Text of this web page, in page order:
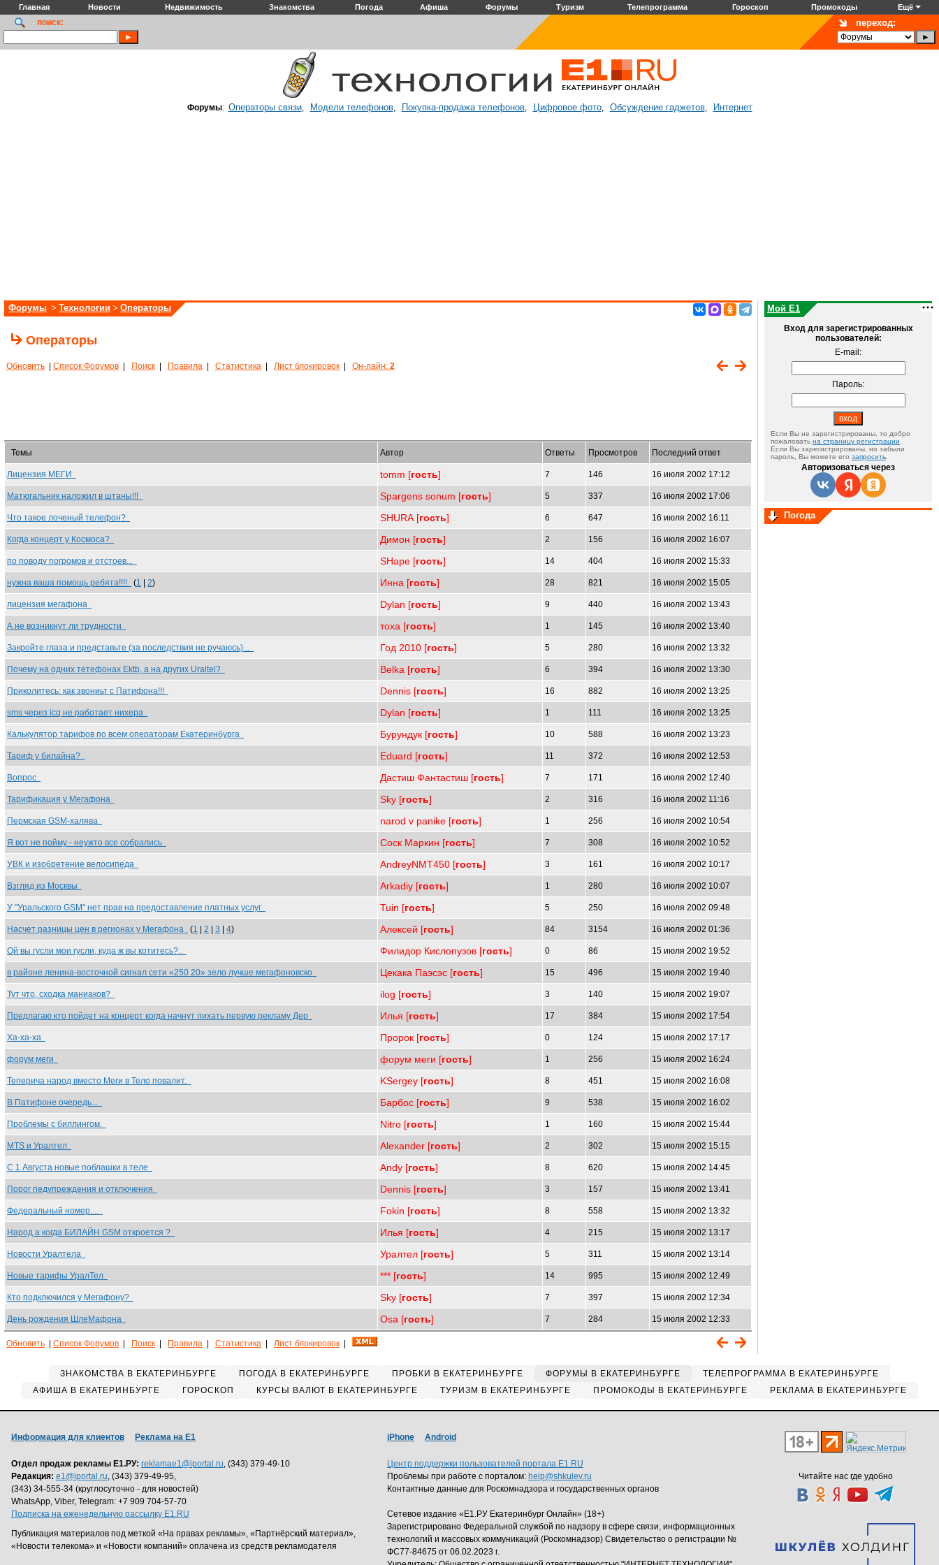
Главная Новости Недвижимость Знакомства Погода Афиша Форумы Туризм Телепрограмма Гороскоп Промокоды Ещё
поиск: переход:
Форумы: Операторы связи, Модели телефонов, Покупка-продажа телефонов, Цифровое фото, Обсуждение гаджетов, Интернет
Форумы > Технологии > Операторы
Операторы
Обновить Список Форумов Поиск Правила Статистика Лист блокировок Он-лайн: 2
Темы Автор Ответы Просмотров Последний ответ
Лицензия МЕГИ tomm [гость] 7 146 16 июля 2002 17:12
Матюгальник наложил в штаны!!! Spargens sonum [гость] 5 337 16 июля 2002 17:06
Что такое лоченый телефон? SHURA [гость] 6 647 16 июля 2002 16:11
Когда концерт у Космоса? Димон [гость] 2 156 16 июля 2002 16:07
по поводу погромов и отстоев... SHape [гость] 14 404 16 июля 2002 15:33
нужна ваша помощь ребята!!!! (1 2) Инна [гость] 28 821 16 июля 2002 15:05
лицензия мегафона Dylan [гость] 9 440 16 июля 2002 13:43
А не возникнут ли трудности тоха [гость] 1 145 16 июля 2002 13:40
Закройте глаза и представьте (за последствия не ручаюсь)... Год 2010 [гость] 5 280 16 июля 2002 13:32
Почему на одних тетефонах Ektb, а на других Uraltel? Belka [гость] 6 394 16 июля 2002 13:30
Приколитесь: как звониьт с Патифона!!! Dennis [гость] 16 882 16 июля 2002 13:25
sms через icq не работает нихера Dylan [гость] 1 111 16 июля 2002 13:25
Калькулятор тарифов по всем операторам Екатеринбурга Бурундук [гость] 10 588 16 июля 2002 13:23
Тариф у билайна? Eduard [гость] 11 372 16 июля 2002 12:53
Вопрос Дастиш Фантастиш [гость] 7 171 16 июля 2002 12:40
Тарификация у Мегафона Sky [гость] 2 316 16 июля 2002 11:16
Пермская GSM-халява narod v panike [гость] 1 256 16 июля 2002 10:54
Я вот не пойму - неужто все собрались Соск Маркин [гость] 7 308 16 июля 2002 10:52
УВК и изобретение велосипеда AndreyNMT450 [гость] 3 161 16 июля 2002 10:17
Взгляд из Москвы Arkadiy [гость] 1 280 16 июля 2002 10:07
У "Уральского GSM" нет прав на предоставление платных услуг Tuin [гость] 5 250 16 июля 2002 09:48
Насчет разницы цен в регионах у Мегафона (1 2 3 4) Алексей [гость] 84 3154 16 июля 2002 01:36
Ой вы гусли мои гусли, куда ж вы котитесь?.. Филидор Кислопузов [гость] 0 86 15 июля 2002 19:52
в районе ленина-восточной сигнал сети «250 20» зело лучше мегафоновско Цекака Паэсэс [гость] 15 496 15 июля 2002 19:40
Тут что, сходка маниаков? ilog [гость] 3 140 15 июля 2002 19:07
Предлагаю кто пойдет на концерт когда начнут пихать первую рекламу Дер Илья [гость] 17 384 15 июля 2002 17:54
Ха-ха-ха Пророк [гость] 0 124 15 июля 2002 17:17
форум меги форум меги [гость] 1 256 15 июля 2002 16:24
Теперича народ вместо Меги в Тело повалит. KSergey [гость] 8 451 15 июля 2002 16:08
В Патифоне очередь... Барбос [гость] 9 538 15 июля 2002 16:02
Проблемы с биллингом. Nitro [гость] 1 160 15 июля 2002 15:44
MTS и Уралтел Alexander [гость] 2 302 15 июля 2002 15:15
С 1 Августа новые поблашки в теле Andy [гость] 8 620 15 июля 2002 14:45
Порог педупреждения и отключения Dennis [гость] 3 157 15 июля 2002 13:41
Федеральный номер.... Fokin [гость] 8 558 15 июля 2002 13:32
Народ а когда БИЛАЙН GSM откроется ? Илья [гость] 4 215 15 июля 2002 13:17
Новости Уралтела Уралтел [гость] 5 311 15 июля 2002 13:14
Новые тарифы УралТел *** [гость] 14 995 15 июля 2002 12:49
Кто подключился у Мегафону? Sky [гость] 7 397 15 июля 2002 12:34
День рождения ШлеМафона Osa [гость] 7 284 15 июля 2002 12:33
Обновить Список Форумов Поиск Правила Статистика Лист блокировок
Мой E1
Вход для зарегистрированных
пользователей:
E-mail:
Пароль:
Если Вы не зарегистрированы, то добро
пожаловать на страницу регистрации
Если Вы зарегистрированы, но забыли
пароль, Вы можете его запросить
Авторизоваться через
Погода
ЗНАКОМСТВА В ЕКАТЕРИНБУРГЕ ПОГОДА В ЕКАТЕРИНБУРГЕ ПРОБКИ В ЕКАТЕРИНБУРГЕ ФОРУМЫ В ЕКАТЕРИНБУРГЕ
ТЕЛЕПРОГРАММА В ЕКАТЕРИНБУРГЕ
АФИША В ЕКАТЕРИНБУРГЕ
ГОРОСКОП КУРСЫ ВАЛЮТ В ЕКАТЕРИНБУРГЕ ТУРИЗМ В ЕКАТЕРИНБУРГЕ ПРОМОКОДЫ В ЕКАТЕРИНБУРГЕ РЕКЛАМА В ЕКАТЕРИНБУРГЕ
Читайте нас где удобно
Информация для клиентов Реклама на Е1
Отдел продаж рекламы Е1.РУ: reklamae1@iportal.ru, (343) 379-49-10
Редакция: e1@iportal.ru, (343) 379-49-95,
(343) 34-555-34 (круглосуточно - для новостей)
WhatsApp, Viber, Telegram: +7 909 704-57-70
Подписка на еженедельную рассылку E1.RU
Публикация материалов под меткой «На правах рекламы», «Партнёрский материал»,
«Новости телекома» и «Новости компаний» оплачена из средств рекламодателя
iPhone Android
Центр поддержки пользователей портала E1.RU
Проблемы при работе с порталом: help@shkulev.ru
Контактные данные для Роскомнадзора и государственных органов
Сетевое издание «Е1.РУ Екатеринбург Онлайн» (18+)
Зарегистрировано Федеральной службой по надзору в сфере связи, информационных
технологий и массовых коммуникаций (Роскомнадзор) Свидетельство о регистрации №
ФС77-84675 от 06.02.2023 г.